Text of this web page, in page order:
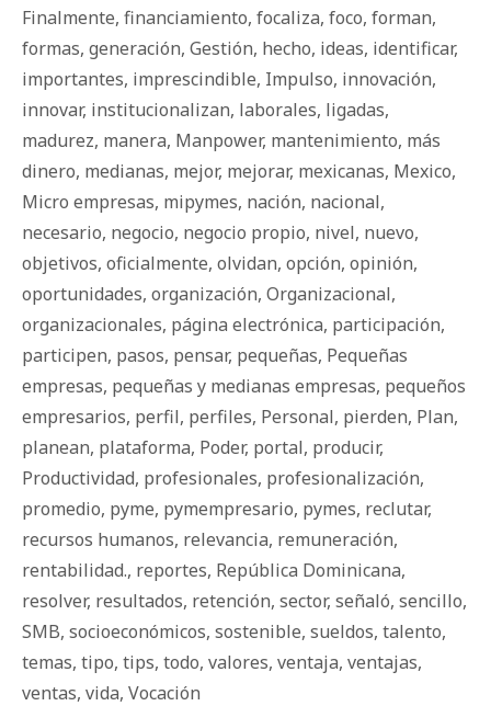
Finalmente, financiamiento, focaliza, foco, forman,
formas, generación, Gestión, hecho, ideas, identificar,
importantes, imprescindible, Impulso, innovación,
innovar, institucionalizan, laborales, ligadas,
madurez, manera, Manpower, mantenimiento, más
dinero, medianas, mejor, mejorar, mexicanas, Mexico,
Micro empresas, mipymes, nación, nacional,
necesario, negocio, negocio propio, nivel, nuevo,
objetivos, oficialmente, olvidan, opción, opinión,
oportunidades, organización, Organizacional,
organizacionales, página electrónica, participación,
participen, pasos, pensar, pequeñas, Pequeñas
empresas, pequeñas y medianas empresas, pequeños
empresarios, perfil, perfiles, Personal, pierden, Plan,
planean, plataforma, Poder, portal, producir,
Productividad, profesionales, profesionalización,
promedio, pyme, pymempresario, pymes, reclutar,
recursos humanos, relevancia, remuneración,
rentabilidad., reportes, República Dominicana,
resolver, resultados, retención, sector, señaló, sencillo,
SMB, socioeconómicos, sostenible, sueldos, talento,
temas, tipo, tips, todo, valores, ventaja, ventajas,
ventas, vida, Vocación